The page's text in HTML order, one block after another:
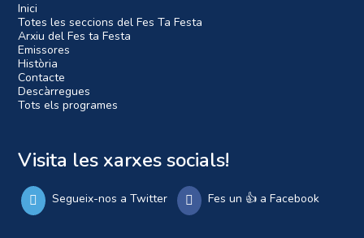
Inici
Totes les seccions del Fes Ta Festa
Arxiu del Fes ta Festa
Emissores
Història
Contacte
Descàrregues
Tots els programes
Visita les xarxes socials!
Segueix-nos a Twitter Fes un 👍 a Facebook